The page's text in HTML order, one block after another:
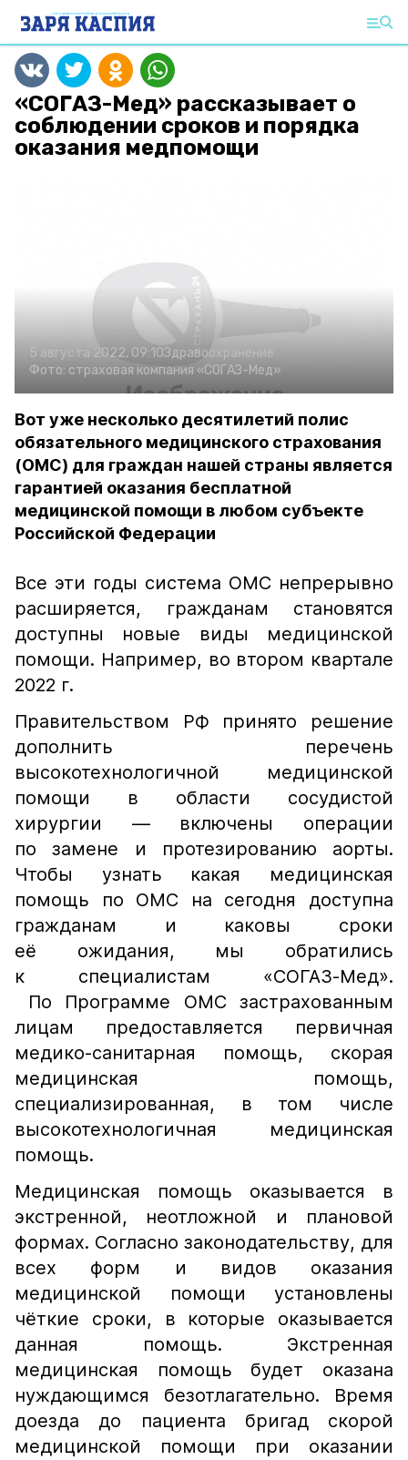
«СОГАЗ-Мед» рассказывает о
соблюдении сроков и порядка
оказания медпомощи
5 августа 2022, 09:10Здравоохранение
Фото: страховая компания «СОГАЗ-Мед»
Вот уже несколько десятилетий полис
обязательного медицинского страхования
(ОМС) для граждан нашей страны является
гарантией оказания бесплатной
медицинской помощи в любом субъекте
Российской Федерации
Все эти годы система ОМС непрерывно
расширяется, гражданам становятся
доступны новые виды медицинской
помощи. Например, во втором квартале
2022 г.
Правительством РФ принято решение
дополнить перечень
высокотехнологичной медицинской
помощи в области сосудистой
хирургии — включены операции
по замене и протезированию аорты.
Чтобы узнать какая медицинская
помощь по ОМС на сегодня доступна
гражданам и каковы сроки
её ожидания, мы обратились
к специалистам «СОГАЗ-Мед».
По Программе ОМС застрахованным
лицам предоставляется первичная
медико-санитарная помощь, скорая
медицинская помощь,
специализированная, в том числе
высокотехнологичная медицинская
помощь.
Медицинская помощь оказывается в
экстренной, неотложной и плановой
формах. Согласно законодательству, для
всех форм и видов оказания
медицинской помощи установлены
чёткие сроки, в которые оказывается
данная помощь. Экстренная
медицинская помощь будет оказана
нуждающимся безотлагательно. Время
доезда до пациента бригад скорой
медицинской помощи при оказании